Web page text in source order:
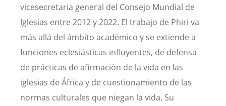
vicesecretaria general del Consejo Mundial de
Iglesias entre 2012 y 2022. El trabajo de Phiri va
más allá del ámbito académico y se extiende a
funciones eclesiásticas influyentes, de defensa
de prácticas de afirmación de la vida en las
iglesias de África y de cuestionamiento de las
normas culturales que niegan la vida. Su